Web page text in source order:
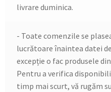
livrare duminica.
- Toate comenzile se
lucrătoare înaintea datei
excepție o fac produsele
Pentru a verifica
timp mai scurt, vă rugăm